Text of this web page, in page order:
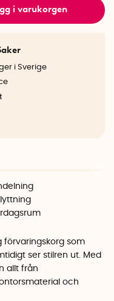
i varukorgen
i Sverige
förvaringskorg som
ser stilren ut. Med
allt från
och